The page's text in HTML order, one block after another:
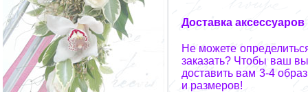
Доставка
Не можете
заказать? Чтобы ваш
доставить вам 3-4
и размеров!